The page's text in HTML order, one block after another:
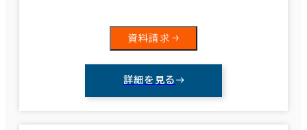
資料請求
詳細を見る